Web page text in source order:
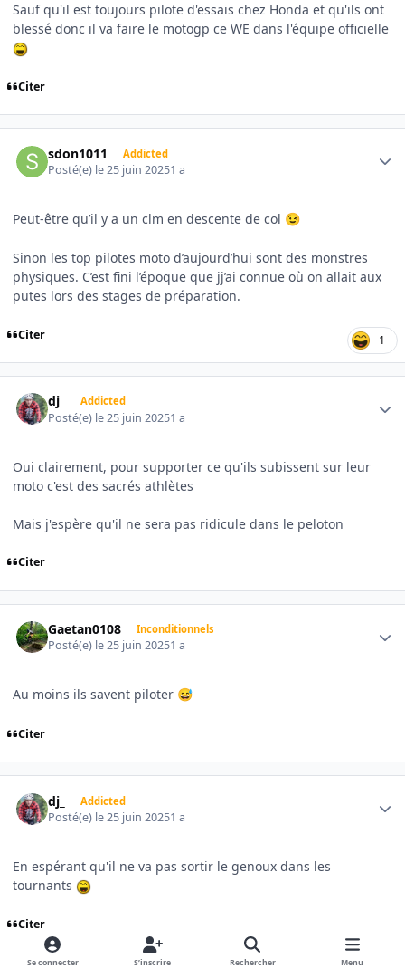
Sauf qu'il est toujours pilote d'essais chez Honda et qu'ils ont
blessé donc il va faire le motogp ce WE dans l'équipe officielle
Citer
sdon1011 Addicted
Posté(e) le 25 juin 20251 a
Peut-être qu’il y a un clm en descente de col 😉
Sinon les top pilotes moto d’aujourd’hui sont des monstres
physiques. C’est fini l’époque que jj’ai connue où on allait aux
putes lors des stages de préparation.
Citer 1
dj_ Addicted
Posté(e) le 25 juin 20251 a
Oui clairement, pour supporter ce qu'ils subissent sur leur
moto c'est des sacrés athlètes
Mais j'espère qu'il ne sera pas ridicule dans le peloton
Citer
Gaetan0108 Inconditionnels
Posté(e) le 25 juin 20251 a
Au moins ils savent piloter 😅
Citer
dj_ Addicted
Posté(e) le 25 juin 20251 a
En espérant qu'il ne va pas sortir le genoux dans les
tournants
Citer
Se connecter S’inscrire Rechercher Menu